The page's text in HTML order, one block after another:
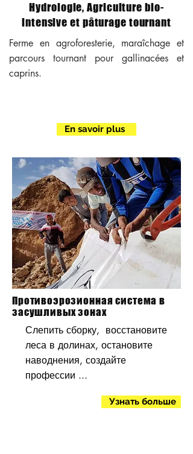
Hydrologie, Agriculture bio-
intensive et pâturage tournant
Ferme en agroforesterie, maraîchage et
parcours tournant pour gallinacées et
caprins.
En savoir plus
Противоэрозионная система в
засушливых зонах
Слепить сборку, восстановите
леса в долинах, остановите
наводнения, создайте
профессии ...
Узнать больше